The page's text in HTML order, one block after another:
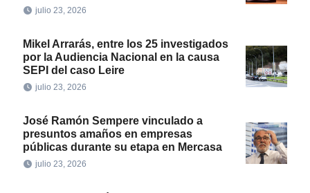
julio 23, 2026
Mikel Arrarás, entre los 25 investigados
por la Audiencia Nacional en la causa
SEPI del caso Leire
julio 23, 2026
José Ramón Sempere vinculado a
presuntos amaños en empresas
públicas durante su etapa en Mercasa
julio 23, 2026